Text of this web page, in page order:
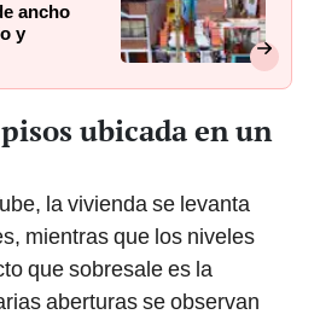
ancho
y
ubicada en un
la vivienda se levanta
mientras que los niveles
que sobresale es la
aberturas se observan